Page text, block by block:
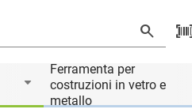
Ferramenta per
costruzioni in vetro e
metallo